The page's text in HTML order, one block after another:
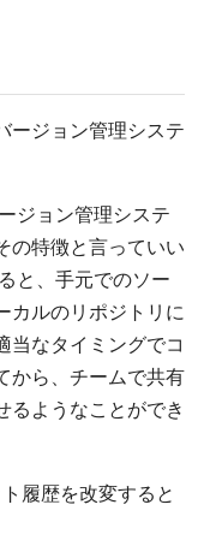
ージョン管理システ
ジョン管理システ
の特徴と言っていい
と、手元でのソー
カルのリポジトリに
当なタイミングでコ
から、チームで共有
るようなことができ
履歴を改変すると